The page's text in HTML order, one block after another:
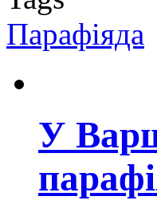
Парафіяда
У